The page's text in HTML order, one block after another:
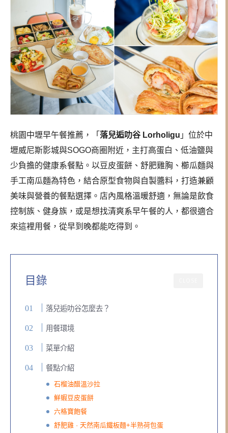
桃園中壢早午餐推薦，「 落兒逅叻谷 Lorholigu 」位於中
壢威尼斯影城與SOGO商圈附近，主打高蛋白、低油鹽與
少負擔的健康系餐點。以豆皮蛋餅、舒肥雞胸、櫛瓜麵與
手工南瓜麵為特色，結合原型食物與自製醬料，打造兼顧
美味與營養的餐點選擇。店內風格溫暖舒適，無論是飲食
控制族、健身族，或是想找清爽系早午餐的人，都很適合
來這裡用餐，從早到晚都能吃得到。
目錄
落兒逅叻谷怎麼去？
用餐環境
菜單介紹
餐點介紹
石榴油醋溫沙拉
鮮蝦豆皮蛋餅
六格寶飽餐
舒肥雞 · 天然南瓜鐵板麵+半熟荷包蛋